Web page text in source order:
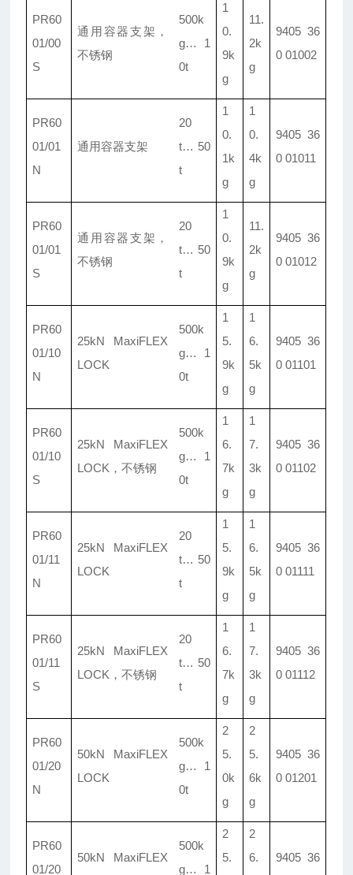
PR60
01/00
S
通用容器支架，
不锈钢
500k
g…
1
0t
1
0.
9k
g
11.
2k
g
9405 36
0 01002
PR60
01/01
N
通用容器支架
20
t… 50
t
1
0.
1k
g
1
0.
4k
g
9405 36
0 01011
PR60
01/01
S
通用容器支架，
不锈钢
20
t… 50
t
1
0.
9k
g
11.
2k
g
9405 36
0 01012
PR60
01/10
N
25kN MaxiFLEX
LOCK
500k
g…
1
0t
1
5.
9k
g
1
6.
5k
g
9405 36
0 01101
PR60
01/10
S
25kN MaxiFLEX
LOCK ，不锈钢
500k
g…
1
0t
1
6.
7k
g
1
7.
3k
g
9405 36
0 01102
PR60
01/11
N
25kN MaxiFLEX
LOCK
20
t… 50
t
1
5.
9k
g
1
6.
5k
g
9405 36
0 01111
PR60
01/11
S
25kN MaxiFLEX
LOCK ，不锈钢
20
t… 50
t
1
6.
7k
g
1
7.
3k
g
9405 36
0 01112
PR60
01/20
N
50kN MaxiFLEX
LOCK
500k
g…
1
0t
2
5.
0k
g
2
5.
6k
g
9405 36
0 01201
PR60
01/20
50kN MaxiFLEX
500k
g… 1
2
5.
2
6.
9405 36